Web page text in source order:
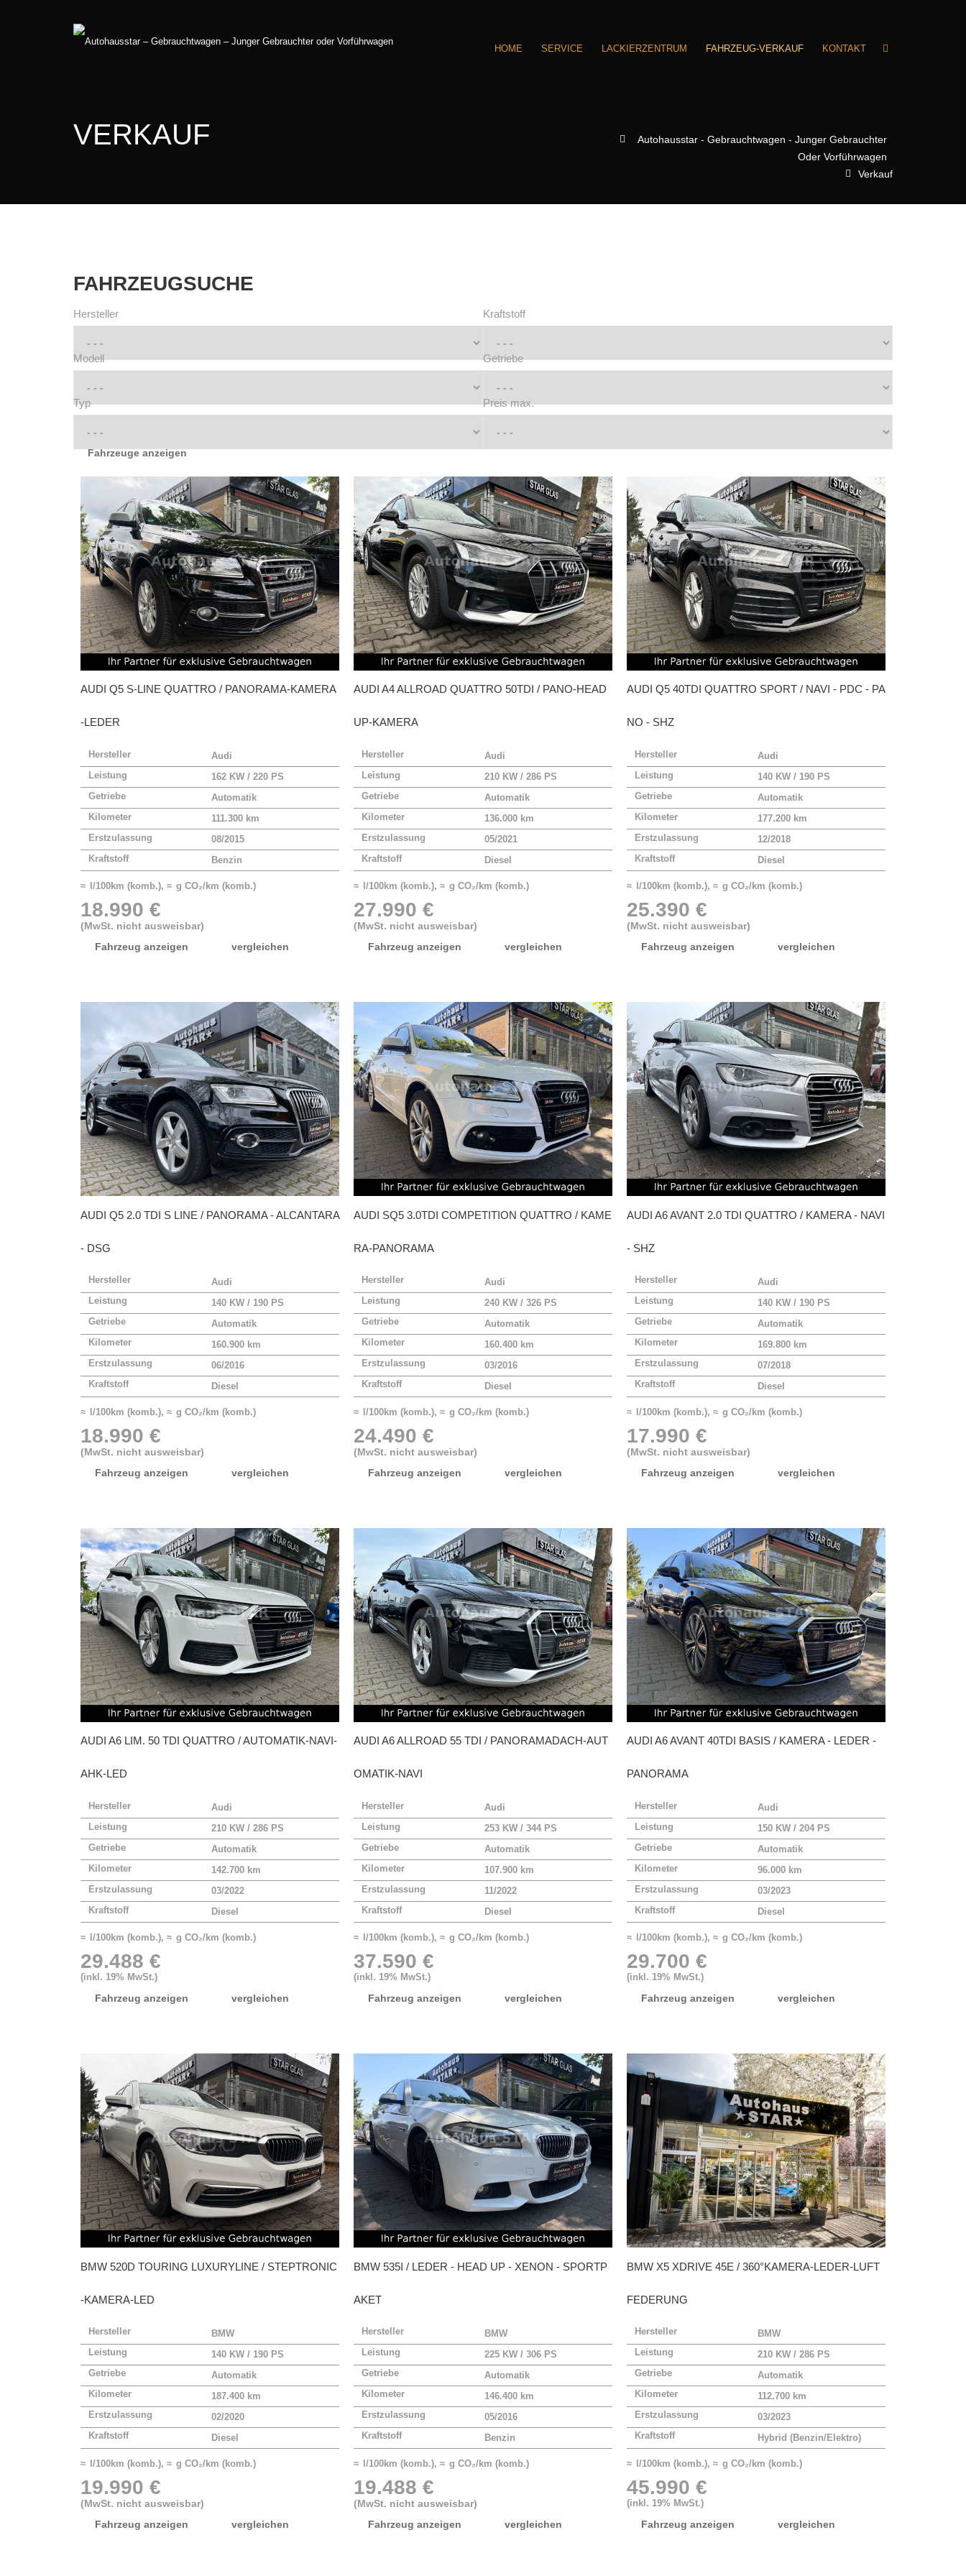
HOME SERVICE LACKIERZENTRUM FAHRZEUG-VERKAUF KONTAKT
VERKAUF
Autohausstar - Gebrauchtwagen - Junger Gebrauchter
Oder Vorführwagen
Verkauf
FAHRZEUGSUCHE
Hersteller
Modell
Typ
Kraftstoff
Getriebe
Preis max.
Fahrzeuge anzeigen
AUDI Q5 S-LINE QUATTRO / PANORAMA-KAMERA
-LEDER
Hersteller
Audi
Leistung
162 KW / 220 PS
Getriebe
Automatik
Kilometer
111.300 km
Erstzulassung
08/2015
Kraftstoff
Benzin
≈ l/100km (komb.), ≈ g CO₂/km (komb.)
18.990 €
(MwSt. nicht ausweisbar)
Fahrzeug anzeigen
vergleichen
AUDI A4 ALLROAD QUATTRO 50TDI / PANO-HEAD
UP-KAMERA
Hersteller
Audi
Leistung
210 KW / 286 PS
Getriebe
Automatik
Kilometer
136.000 km
Erstzulassung
05/2021
Kraftstoff
Diesel
≈ l/100km (komb.), ≈ g CO₂/km (komb.)
27.990 €
(MwSt. nicht ausweisbar)
Fahrzeug anzeigen
vergleichen
AUDI Q5 40TDI QUATTRO SPORT / NAVI - PDC - PA
NO - SHZ
Hersteller
Audi
Leistung
140 KW / 190 PS
Getriebe
Automatik
Kilometer
177.200 km
Erstzulassung
12/2018
Kraftstoff
Diesel
≈ l/100km (komb.), ≈ g CO₂/km (komb.)
25.390 €
(MwSt. nicht ausweisbar)
Fahrzeug anzeigen
vergleichen
AUDI Q5 2.0 TDI S LINE / PANORAMA - ALCANTARA
- DSG
Hersteller
Audi
Leistung
140 KW / 190 PS
Getriebe
Automatik
Kilometer
160.900 km
Erstzulassung
06/2016
Kraftstoff
Diesel
≈ l/100km (komb.), ≈ g CO₂/km (komb.)
18.990 €
(MwSt. nicht ausweisbar)
Fahrzeug anzeigen
vergleichen
AUDI SQ5 3.0TDI COMPETITION QUATTRO / KAME
RA-PANORAMA
Hersteller
Audi
Leistung
240 KW / 326 PS
Getriebe
Automatik
Kilometer
160.400 km
Erstzulassung
03/2016
Kraftstoff
Diesel
≈ l/100km (komb.), ≈ g CO₂/km (komb.)
24.490 €
(MwSt. nicht ausweisbar)
Fahrzeug anzeigen
vergleichen
AUDI A6 AVANT 2.0 TDI QUATTRO / KAMERA - NAVI
- SHZ
Hersteller
Audi
Leistung
140 KW / 190 PS
Getriebe
Automatik
Kilometer
169.800 km
Erstzulassung
07/2018
Kraftstoff
Diesel
≈ l/100km (komb.), ≈ g CO₂/km (komb.)
17.990 €
(MwSt. nicht ausweisbar)
Fahrzeug anzeigen
vergleichen
AUDI A6 LIM. 50 TDI QUATTRO / AUTOMATIK-NAVI-
AHK-LED
Hersteller
Audi
Leistung
210 KW / 286 PS
Getriebe
Automatik
Kilometer
142.700 km
Erstzulassung
03/2022
Kraftstoff
Diesel
≈ l/100km (komb.), ≈ g CO₂/km (komb.)
29.488 €
(inkl. 19% MwSt.)
Fahrzeug anzeigen vergleichen
AUDI A6 ALLROAD 55 TDI / PANORAMADACH-AUT
OMATIK-NAVI
Hersteller
Audi
Leistung
253 KW / 344 PS
Getriebe
Automatik
Kilometer
107.900 km
Erstzulassung
11/2022
Kraftstoff
Diesel
≈ l/100km (komb.), ≈ g CO₂/km (komb.)
37.590 €
(inkl. 19% MwSt.)
Fahrzeug anzeigen vergleichen
AUDI A6 AVANT 40TDI BASIS / KAMERA - LEDER -
PANORAMA
Hersteller
Audi
Leistung
150 KW / 204 PS
Getriebe
Automatik
Kilometer
96.000 km
Erstzulassung
03/2023
Kraftstoff
Diesel
≈ l/100km (komb.), ≈ g CO₂/km (komb.)
29.700 €
(inkl. 19% MwSt.)
Fahrzeug anzeigen vergleichen
BMW 520D TOURING LUXURYLINE / STEPTRONIC
-KAMERA-LED
Hersteller
BMW
Leistung
140 KW / 190 PS
Getriebe
Automatik
Kilometer
187.400 km
Erstzulassung
02/2020
Kraftstoff
Diesel
≈ l/100km (komb.), ≈ g CO₂/km (komb.)
19.990 €
(MwSt. nicht ausweisbar)
Fahrzeug anzeigen
vergleichen
BMW 535I / LEDER - HEAD UP - XENON - SPORTP
AKET
Hersteller
BMW
Leistung
225 KW / 306 PS
Getriebe
Automatik
Kilometer
146.400 km
Erstzulassung
05/2016
Kraftstoff
Benzin
≈ l/100km (komb.), ≈ g CO₂/km (komb.)
19.488 €
(MwSt. nicht ausweisbar)
Fahrzeug anzeigen
vergleichen
BMW X5 XDRIVE 45E / 360°KAMERA-LEDER-LUFT
FEDERUNG
Hersteller
BMW
Leistung
210 KW / 286 PS
Getriebe
Automatik
Kilometer
112.700 km
Erstzulassung
03/2023
Kraftstoff
Hybrid (Benzin/Elektro)
≈ l/100km (komb.), ≈ g CO₂/km (komb.)
45.990 €
(inkl. 19% MwSt.)
Fahrzeug anzeigen vergleichen